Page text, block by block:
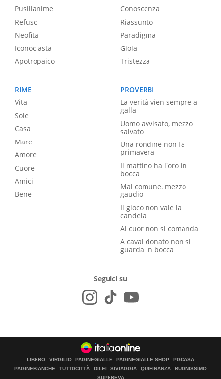
Pusillanime
Refuso
Neofita
Iconoclasta
Apotropaico
Conoscenza
Riassunto
Paradigma
Gioia
Tristezza
RIME
Vita
Sole
Casa
Mare
Amore
Cuore
Amici
Bene
PROVERBI
La verità vien sempre a
galla
Uomo avvisato, mezzo
salvato
Una rondine non fa
primavera
Il mattino ha l'oro in
bocca
Mal comune, mezzo
gaudio
Il gioco non vale la
candela
Al cuor non si comanda
A caval donato non si
guarda in bocca
Seguici su
LIBERO VIRGILIO PAGINEGIALLE PAGINEGIALLE SHOP
PGCASA
PAGINEBIANCHE
TUTTOCITTÀ DILEI SIVIAGGIA QUIFINANZA
BUONISSIMO
SUPEREVA